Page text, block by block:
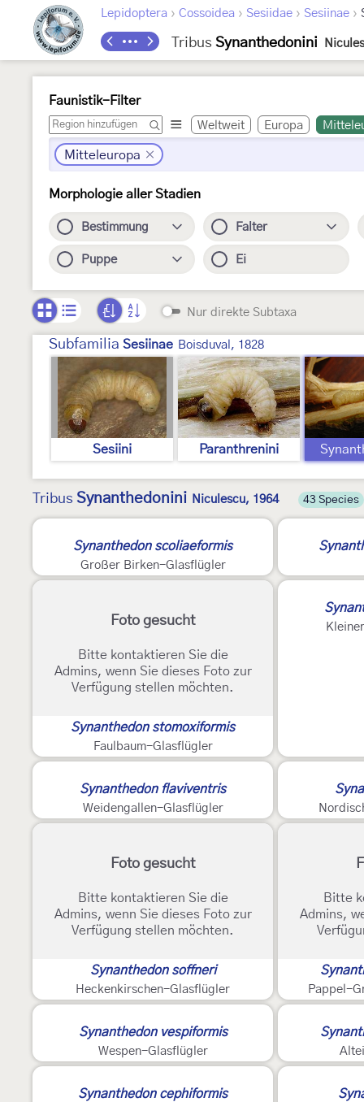
Lepidoptera › Cossoidea › Sesiidae › Sesiinae ›
Tribus Synanthedonini
Faunistik-Filter
Weltweit Europa
Mitteleuropa
Morphologie aller Stadien
Bestimmung Falter
Puppe Ei
Nur direkte Subtaxa
Subfamilia Sesiinae Boisduval, 1828
Sesiini Paranthrenini
Tribus Synanthedonini Niculescu, 1964 43 Species
Synanthedon scoliaeformis
Großer Birken-Glasflügler
Foto gesucht
Bitte kontaktieren Sie die
Admins, wenn Sie dieses Foto zur
Verfügung stellen möchten.
Synanthedon stomoxiformis
Faulbaum-Glasflügler
Synanthedon flaviventris
Weidengallen-Glasflügler
Foto gesucht
Bitte kontaktieren Sie die
Admins, wenn Sie dieses Foto zur
Verfügung stellen möchten.
Synanthedon soffneri
Heckenkirschen-Glasflügler
Bitte
Admins,
Pappel-
Synanthedon vespiformis
Wespen-Glasflügler
Synanthedon cephiformis